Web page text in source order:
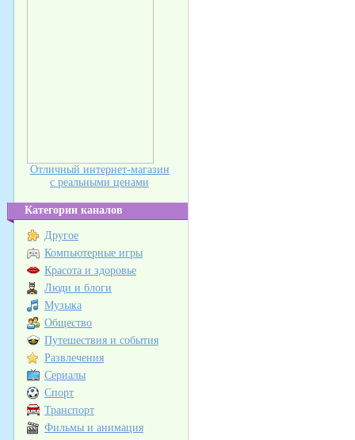
Отличный интернет-магазин
с реальными ценами
Категории каналов
Другое
Компьютерные игры
Красота и здоровье
Люди и блоги
Музыка
Общество
Путешествия и события
Развлечения
Сериалы
Спорт
Транспорт
Фильмы и анимация